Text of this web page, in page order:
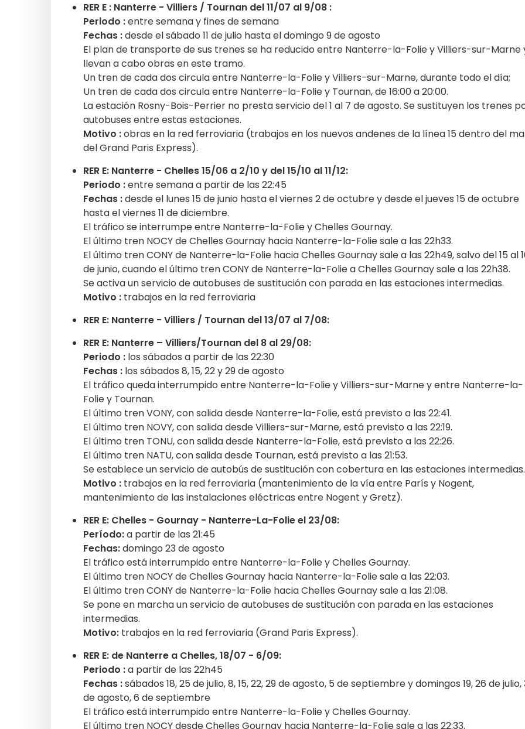
RER E : Nanterre - Villiers / Tournan del 11/07 al 9/08 :
Periodo :entre semana y fines de semana
Fechas :desde el sábado 11 de julio hasta el domingo 9 de agosto
El plan de transporte de sus trenes se ha reducido entre Nanterre-la-Folie y Villiers-sur-Marne
llevan a cabo obras en este tramo.
Un tren de cada dos circula entre Nanterre-la-Folie y Villiers-sur-Marne, durante todo el día;
Un tren de cada dos circula entre Nanterre-la-Folie y Tournan, de 16:00 a 20:00.
La estación Rosny-Bois-Perrier no presta servicio del 1 al 7 de agosto. Se sustituyen los trenes
autobuses entre estas estaciones.
Motivo :obras en la red ferroviaria (trabajos en los nuevos andenes de la línea 15 dentro del
del Grand Paris Express).
RER E: Nanterre - Chelles 15/06 a 2/10 y del 15/10 al 11/12:
Periodo :entre semana a partir de las 22:45
Fechas :desde el lunes 15 de junio hasta el viernes 2 de octubre y desde el jueves 15 de octubre
hasta el viernes 11 de diciembre.
El tráfico se interrumpe entre Nanterre-la-Folie y Chelles Gournay.
El último tren NOCY de Chelles Gournay hacia Nanterre-la-Folie sale a las 22h33.
El último tren CONY de Nanterre-la-Folie hacia Chelles Gournay sale a las 22h49, salvo del 15 al
de junio, cuando el último tren CONY de Nanterre-la-Folie a Chelles Gournay sale a las 22h38.
Se activa un servicio de autobuses de sustitución con parada en las estaciones intermedias.
Motivo : trabajos en la red ferroviaria
RER E: Nanterre - Villiers / Tournan del 13/07 al 7/08:
RER E: Nanterre – Villiers/Tournan del 8 al 29/08:
Periodo : los sábados a partir de las 22:30
Fechas : los sábados 8, 15, 22 y 29 de agosto
El tráfico queda interrumpido entre Nanterre-la-Folie y Villiers-sur-Marne y entre Nanterre-la-
Folie y Tournan.
El último tren VONY, con salida desde Nanterre-la-Folie, está previsto a las 22:41.
El último tren NOVY, con salida desde Villiers-sur-Marne, está previsto a las 22:19.
El último tren TONU, con salida desde Nanterre-la-Folie, está previsto a las 22:26.
El último tren NATU, con salida desde Tournan, está previsto a las 21:53.
Se establece un servicio de autobús de sustitución con cobertura en las estaciones intermedias.
Motivo : trabajos en la red ferroviaria (mantenimiento de la vía entre París y Nogent,
mantenimiento de las instalaciones eléctricas entre Nogent y Gretz).
RER E: Chelles - Gournay - Nanterre-La-Folie el 23/08:
Período:a partir de las 21:45
Fechas:domingo 23 de agosto
El tráfico está interrumpido entre Nanterre-la-Folie y Chelles Gournay.
El último tren NOCY de Chelles Gournay hacia Nanterre-la-Folie sale a las 22:03.
El último tren CONY de Nanterre-la-Folie hacia Chelles Gournay sale a las 21:08.
Se pone en marcha un servicio de autobuses de sustitución con parada en las estaciones
intermedias.
Motivo: trabajos en la red ferroviaria (Grand Paris Express).
RER E: de Nanterre a Chelles, 18/07 - 6/09:
Periodo :a partir de las 22h45
Fechas :sábados 18, 25 de julio, 8, 15, 22, 29 de agosto, 5 de septiembre y domingos 19, 26 de julio,
de agosto, 6 de septiembre
El tráfico está interrumpido entre Nanterre-la-Folie y Chelles Gournay.
El último tren NOCY desde Chelles Gournay hacia Nanterre-la-Folie sale a las 22:33.